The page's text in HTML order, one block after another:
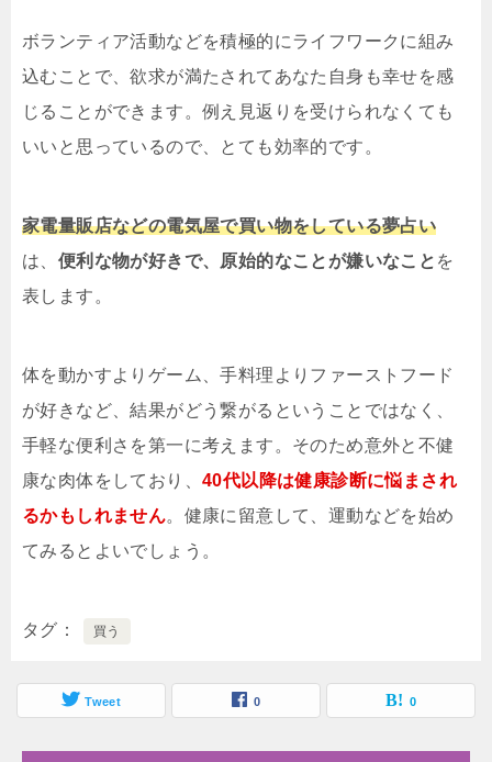
ボランティア活動などを積極的にライフワークに組み
込むことで、欲求が満たされてあなた自身も幸せを感
じることができます。例え見返りを受けられなくても
いいと思っているので、とても効率的です。
家電量販店などの電気屋で買い物をしている夢占い
は、 便利な物が好きで、原始的なことが嫌いなこと を
表します。
体を動かすよりゲーム、手料理よりファーストフード
が好きなど、結果がどう繋がるということではなく、
手軽な便利さを第一に考えます。そのため意外と不健
康な肉体をしており、 40代以降は健康診断に悩まされ
るかもしれません。健康に留意して、運動などを始め
てみるとよいでしょう。
タグ 買う
Tweet 0 0